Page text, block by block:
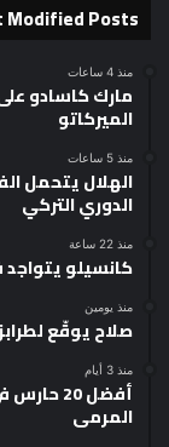
Modified Posts
منذ 4 ساعات
مارك كاسادو
الميركاتو
منذ 5 ساعات
الهلال يتحمل
الدوري التركي
منذ 22 ساعة
كانسيلو يتواجد
منذ يومين
صلاح يوقّع
منذ 3 أيام
أفضل
المرمى